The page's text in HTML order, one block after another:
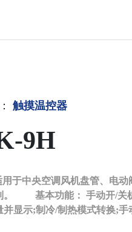
触摸温控器
9H
于中央空调风机盘管、电动
度设定;室
并显示;制冷/制热模式转换;